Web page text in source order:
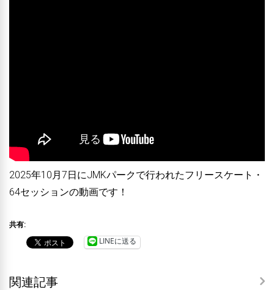
2025年10月7日にJMKパークで行われたフリースケート・
64セッションの動画です！
共有:
LINEに送る
関連記事